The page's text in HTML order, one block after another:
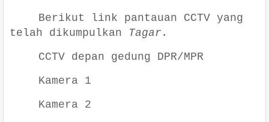
Berikut link pantauan CCTV yang
telah dikumpulkan Tagar.
CCTV depan gedung DPR/MPR
Kamera 1
Kamera 2